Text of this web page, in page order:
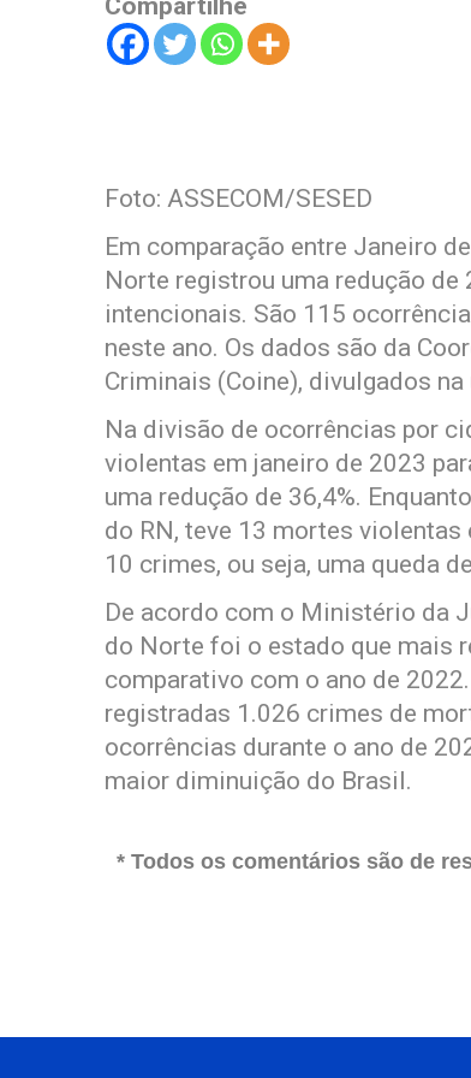
Compartilhe
Foto: ASSECOM/SESED
Em comparação entre Janeiro
Norte registrou uma redução
intencionais. São 115
neste ano. Os dados são da
Criminais (Coine), divulgados
Na divisão de ocorrências por
violentas em janeiro de 2023
uma redução de 36,4%.
do RN, teve 13 mortes
10 crimes, ou seja, uma queda
De acordo com o Ministério da
do Norte foi o estado que mais
comparativo com o ano de
registradas 1.026 crimes de
ocorrências durante o ano de
maior diminuição do Brasil.
* Todos os comentários são de